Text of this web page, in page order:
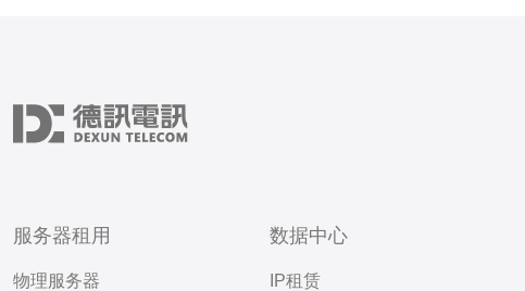
服务器租用
物理服务器
数据中心
IP租赁